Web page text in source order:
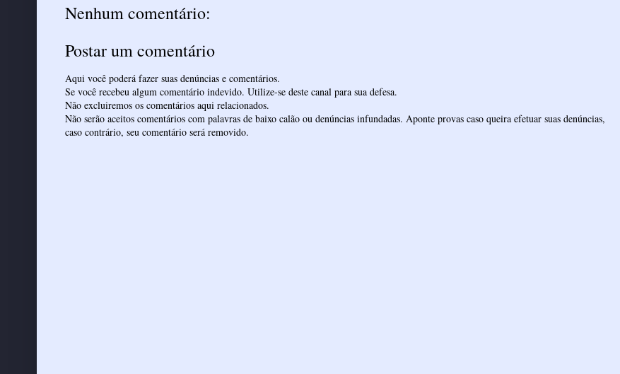
Nenhum comentário:
Postar um comentário
Aqui você poderá fazer suas denúncias e comentários.
Se você recebeu algum comentário indevido. Utilize-se deste canal para sua defesa.
Não excluiremos os comentários aqui relacionados.
Não serão aceitos comentários com palavras de baixo calão ou denúncias infundadas. Aponte provas caso queira efetuar suas denúncias,
caso contrário, seu comentário será removido.